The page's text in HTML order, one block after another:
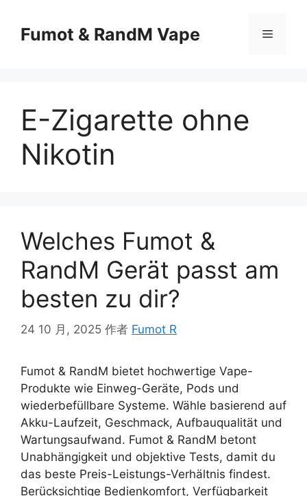
Fumot & RandM Vape
E-Zigarette ohne
Nikotin
Welches Fumot &
RandM Gerät passt am
besten zu dir?
24 10 月, 2025 作者 Fumot R
Fumot & RandM bietet hochwertige Vape-
Produkte wie Einweg-Geräte, Pods und
wiederbefüllbare Systeme. Wähle basierend auf
Akku-Laufzeit, Geschmack, Aufbauqualität und
Wartungsaufwand. Fumot & RandM betont
Unabhängigkeit und objektive Tests, damit du
das beste Preis-Leistungs-Verhältnis findest.
Berücksichtige Bedienkomfort, Verfügbarkeit